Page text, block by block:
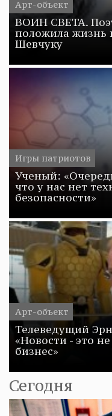
Арт-объект
ВОИН СВЕТА.
положила жизнь
Шевчуку
Игры патриотов
Ученый:
что у нас нет
безопасности»
Арт-объект
Телеведущий
«Новости - это
бизнес»
Сегодня